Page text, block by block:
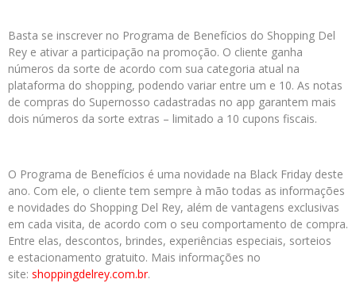
Basta se inscrever no Programa de Benefícios do Shopping Del
Rey e ativar a participação na promoção. O cliente ganha
números da sorte de acordo com sua categoria atual na
plataforma do shopping, podendo variar entre um e 10. As notas
de compras do Supernosso cadastradas no app garantem mais
dois números da sorte extras – limitado a 10 cupons fiscais.
O Programa de Benefícios é uma novidade na Black Friday deste
ano. Com ele, o cliente tem sempre à mão todas as informações
e novidades do Shopping Del Rey, além de vantagens exclusivas
em cada visita, de acordo com o seu comportamento de compra.
Entre elas, descontos, brindes, experiências especiais, sorteios
e estacionamento gratuito. Mais informações no
site: shoppingdelrey.com.br.